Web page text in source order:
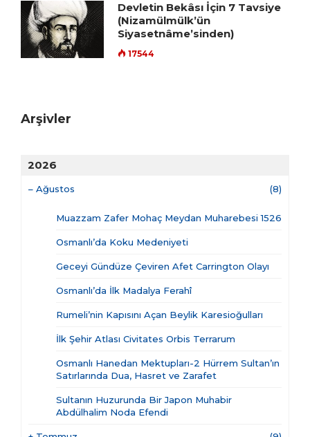
Devletin Bekâsı İçin 7 Tavsiye
(Nizamülmülk’ün
Siyasetnâme’sinden)
17544
Arşivler
2026
– Ağustos (8)
Muazzam Zafer Mohaç Meydan Muharebesi 1526
Osmanlı’da Koku Medeniyeti
Geceyi Gündüze Çeviren Afet Carrington Olayı
Osmanlı’da İlk Madalya Ferahî
Rumeli’nin Kapısını Açan Beylik Karesioğulları
İlk Şehir Atlası Civitates Orbis Terrarum
Osmanlı Hanedan Mektupları-2 Hürrem Sultan’ın
Satırlarında Dua, Hasret ve Zarafet
Sultanın Huzurunda Bir Japon Muhabir
Abdülhalim Noda Efendi